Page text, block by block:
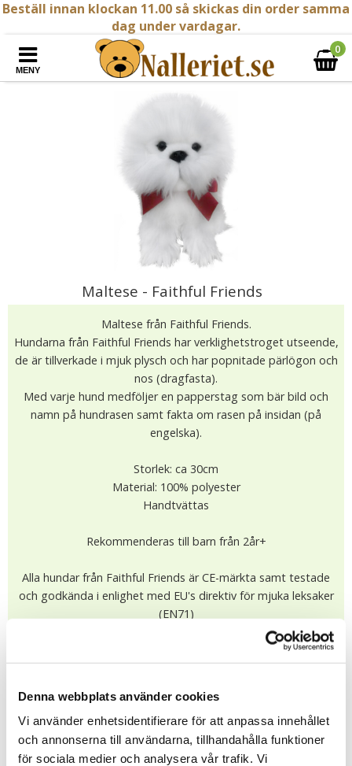
Denna webbplats använder cookies
Vi använder enhetsidentifierare för att anpassa innehållet
och annonserna till användarna, tillhandahålla funktioner
för sociala medier och analysera vår trafik. Vi
Beställ innan klockan 11.00 så skickas din order samma
dag under vardagar.
MENY
0
Maltese - Faithful Friends
Maltese från Faithful Friends.
Hundarna från Faithful Friends har verklighetstroget utseende,
de är tillverkade i mjuk plysch och har popnitade pärlögon och
nos (dragfasta).
Med varje hund medföljer en papperstag som bär bild och
namn på hundrasen samt fakta om rasen på insidan (på
engelska).
Storlek: ca 30cm
Material: 100% polyester
Handtvättas
Rekommenderas till barn från 2år+
Alla hundar från Faithful Friends är CE-märkta samt testade
och godkända i enlighet med EU's direktiv för mjuka leksaker
(EN71)
I lager (3 st)
KÖP
★★★★★
11358